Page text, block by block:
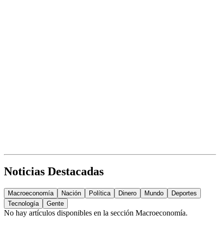
Noticias Destacadas
Macroeconomía Nación Política Dinero Mundo
Deportes
Tecnología
Gente
No hay artículos disponibles en la sección Macroeconomía.